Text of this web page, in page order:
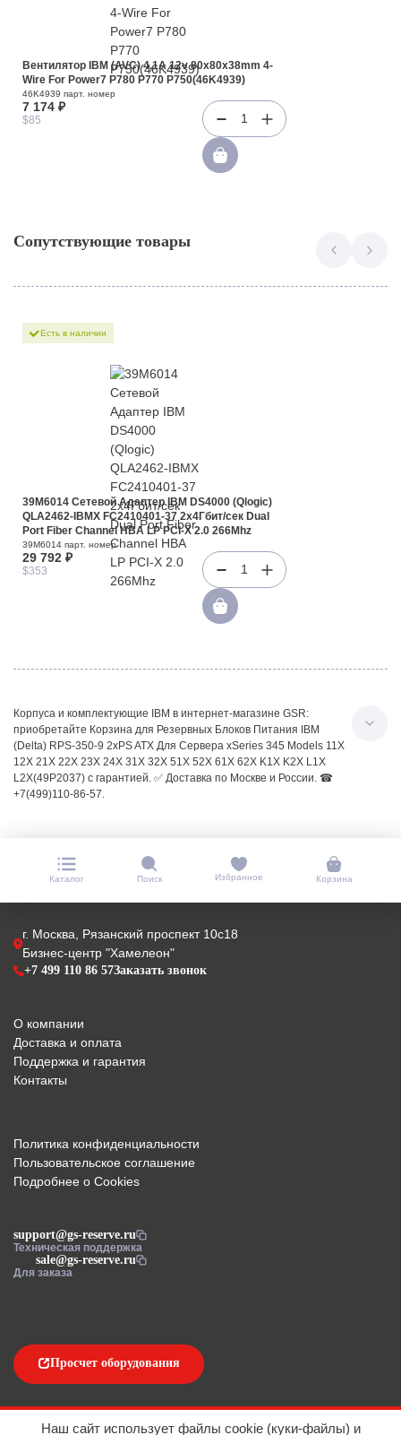
Вентилятор IBM (AVC) 4,1A 12v 80x80x38mm 4-
Wire For Power7 P780 P770 P750(46K4939)
46K4939 парт. номер
7 174 ₽
$85 1
Сопутствующие товары
Есть в наличии
39M6014 Сетевой Адаптер IBM DS4000 (Qlogic)
QLA2462-IBMX FC2410401-37 2x4Гбит/сек Dual
Port Fiber Channel HBA LP PCI-X 2.0 266Mhz
39M6014 парт. номер
29 792 ₽
$353 1
Корпуса и комплектующие IBM в интернет-магазине GSR:
приобретайте Корзина для Резервных Блоков Питания IBM
(Delta) RPS-350-9 2xPS ATX Для Сервера xSeries 345 Models 11X
12X 21X 22X 23X 24X 31X 32X 51X 52X 61X 62X K1X K2X L1X
L2X(49P2037) с гарантией. ✅ Доставка по Москве и России. ☎
+7(499)110-86-57.
Каталог Поиск Избранное Корзина
г. Москва, Рязанский проспект 10с18
Бизнес-центр "Хамелеон"
+7 499 110 86 57Заказать звонок
support@gs-reserve.ru
Техническая поддержка
sale@gs-reserve.ru
Для заказа
О компании
Доставка и оплата
Поддержка и гарантия
Контакты
Просчет оборудования
Политика конфиденциальности
Пользовательское соглашение
Подробнее о Cookies
Наш сайт использует файлы cookie (куки-файлы) и